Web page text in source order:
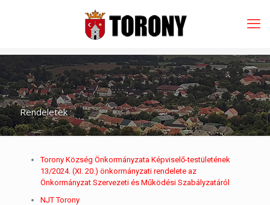
Rendeletek
Torony Község Önkormányzata Képviselő-testületének
13/2024. (XI. 20.) önkormányzati rendelete az
Önkormányzat Szervezeti és Működési Szabályzatáról
NJT Torony